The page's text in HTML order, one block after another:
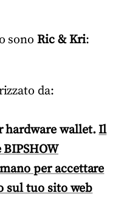
sonoRic & Kri:
da:
hardware wallet.Il
per accettare
sul tuo sito web